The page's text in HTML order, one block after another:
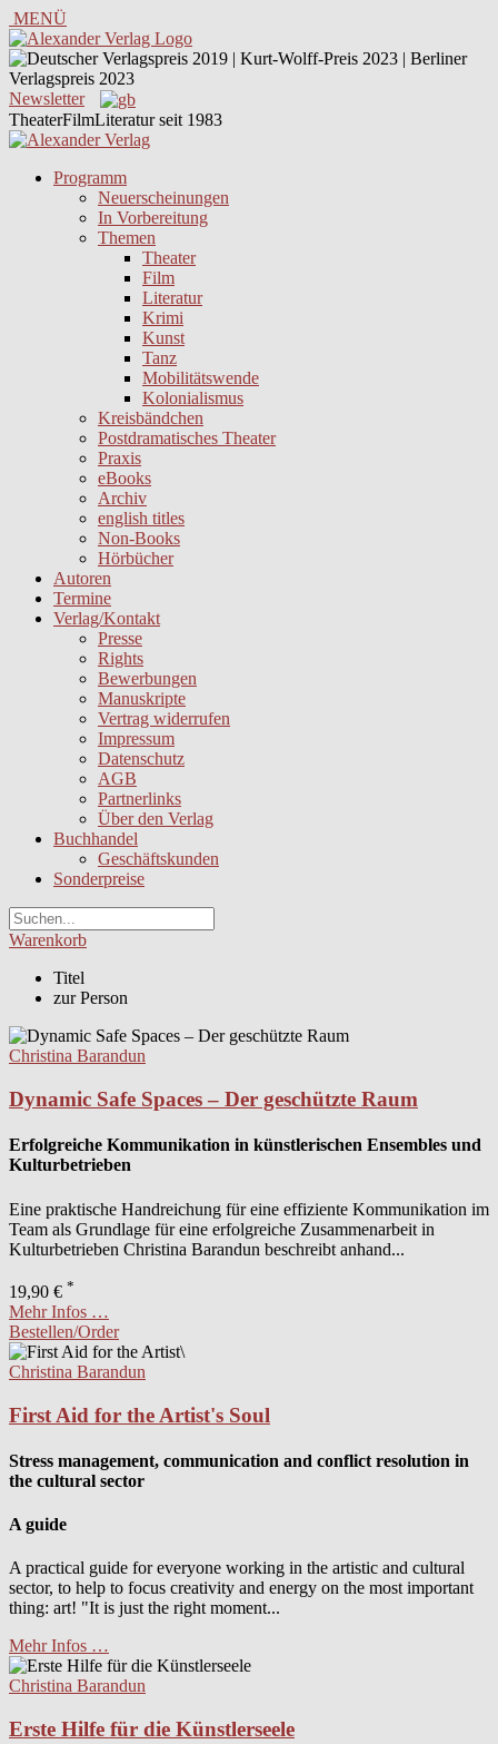
MENÜ
Newsletter
TheaterFilmLiteratur seit 1983
Programm
Neuerscheinungen
In Vorbereitung
Themen
Theater
Film
Literatur
Krimi
Kunst
Tanz
Mobilitätswende
Kolonialismus
Kreisbändchen
Postdramatisches Theater
Praxis
eBooks
Archiv
english titles
Non-Books
Hörbücher
Autoren
Termine
Verlag/Kontakt
Presse
Rights
Bewerbungen
Manuskripte
Vertrag widerrufen
Impressum
Datenschutz
AGB
Partnerlinks
Über den Verlag
Buchhandel
Geschäftskunden
Sonderpreise
Warenkorb
Titel
zur Person
Christina Barandun
Dynamic Safe Spaces – Der geschützte Raum
Erfolgreiche Kommunikation in künstlerischen Ensembles und
Kulturbetrieben
Eine praktische Handreichung für eine effiziente Kommunikation im
Team als Grundlage für eine erfolgreiche Zusammenarbeit in
Kulturbetrieben Christina Barandun beschreibt anhand...
19,90 € *
Mehr Infos …
Bestellen/Order
Christina Barandun
First Aid for the Artist's Soul
Stress management, communication and conflict resolution in
the cultural sector
A guide
A practical guide for everyone working in the artistic and cultural
sector, to help to focus creativity and energy on the most important
thing: art! "It is just the right moment...
Mehr Infos …
Christina Barandun
Erste Hilfe für die Künstlerseele